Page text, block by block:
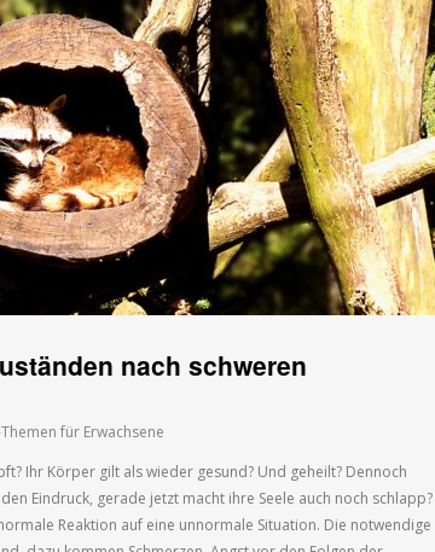
nach schweren
für Erwachsene
Ihr Körper gilt als wieder gesund? Und geheilt? Dennoch
Eindruck, gerade jetzt macht ihre Seele auch noch schlapp?
Reaktion auf eine unnormale Situation. Die notwendige